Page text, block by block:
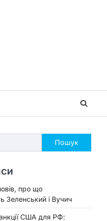
Пошук
про що
Зеленський і Вучич
США для РФ: